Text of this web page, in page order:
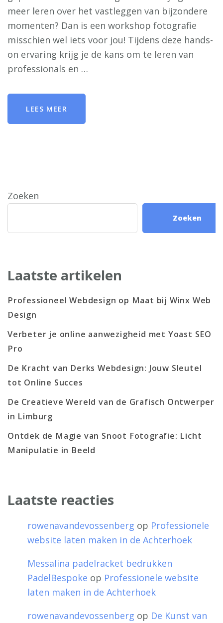
meer leren over het vastleggen van bijzondere
momenten? Dan is een workshop fotografie
misschien wel iets voor jou! Tijdens deze hands-
on ervaring krijg je de kans om te leren van
professionals en …
LEES MEER
Zoeken
Zoeken
Laatste artikelen
Professioneel Webdesign op Maat bij Winx Web
Design
Verbeter je online aanwezigheid met Yoast SEO
Pro
De Kracht van Derks Webdesign: Jouw Sleutel
tot Online Succes
De Creatieve Wereld van de Grafisch Ontwerper
in Limburg
Ontdek de Magie van Snoot Fotografie: Licht
Manipulatie in Beeld
Laatste reacties
rowenavandevossenberg op Professionele
website laten maken in de Achterhoek
Messalina padelracket bedrukken
PadelBespoke op Professionele website
laten maken in de Achterhoek
rowenavandevossenberg op De Kunst van